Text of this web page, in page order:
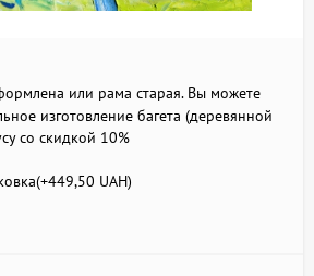
или рама старая. Вы можете
изготовление багета (деревянной
со скидкой 10%
449,50 UAH)